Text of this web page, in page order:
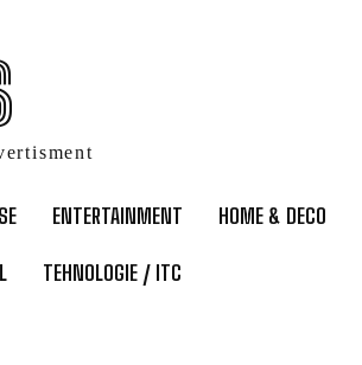
ENTERTAINMENT HOME & DECO
TEHNOLOGIE / ITC